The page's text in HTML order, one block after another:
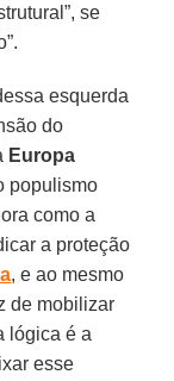
se
esquerda
do
Europa
populismo
como a
a proteção
, e ao mesmo
de mobilizar
lógica é a
esse